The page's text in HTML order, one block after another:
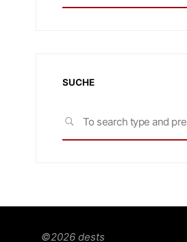
SUCHE
SEARCH
©2026 dests